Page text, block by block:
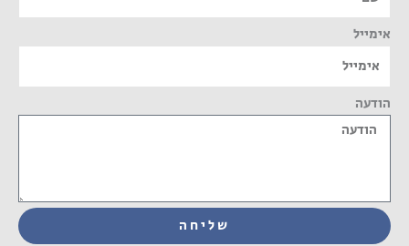
אימייל
הודעה
שליחה